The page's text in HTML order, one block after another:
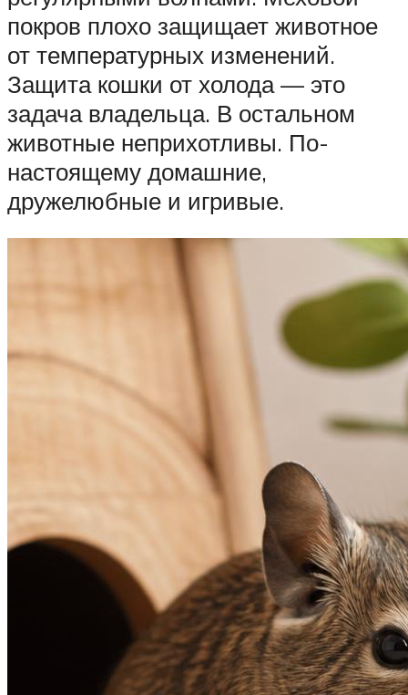
покров плохо защищает животное
от температурных изменений.
Защита кошки от холода — это
задача владельца. В остальном
животные неприхотливы. По-
настоящему домашние,
дружелюбные и игривые.